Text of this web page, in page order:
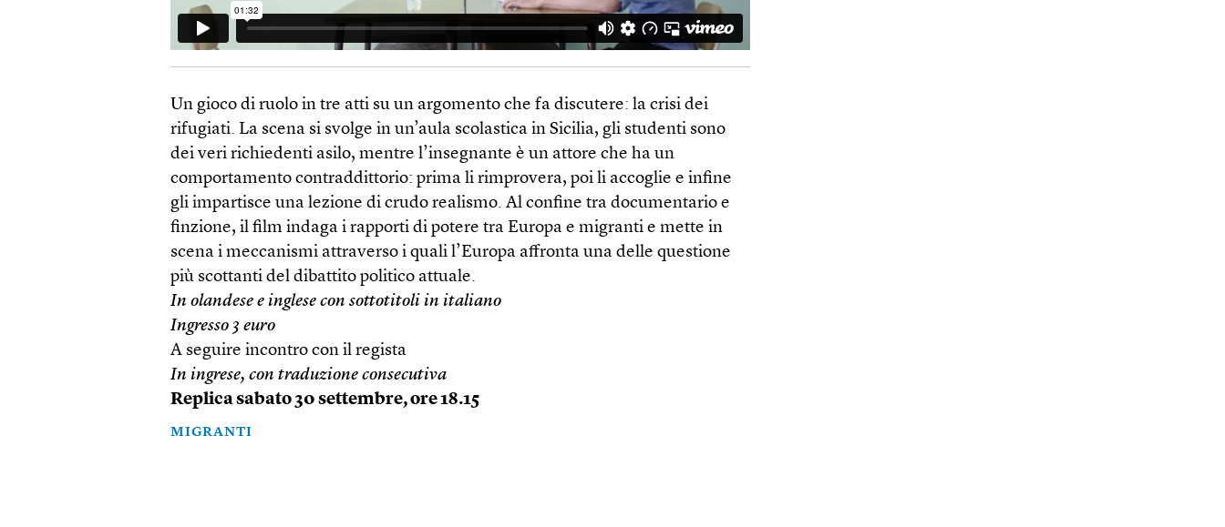
Un gioco di ruolo in tre atti su un argomento che fa discutere: la crisi dei
rifugiati. La scena si svolge in un’aula scolastica in Sicilia, gli studenti sono
dei veri richiedenti asilo, mentre l’insegnante è un attore che ha un
comportamento contraddittorio: prima li rimprovera, poi li accoglie e infine
gli impartisce una lezione di crudo realismo. Al confine tra documentario e
finzione, il film indaga i rapporti di potere tra Europa e migranti e mette in
scena i meccanismi attraverso i quali l’Europa affronta una delle questione
più scottanti del dibattito politico attuale.
In olandese e inglese con sottotitoli in italiano
Ingresso 3 euro
A seguire incontro con il regista
In ingrese, con traduzione consecutiva
Replica sabato 30 settembre, ore 18.15
MIGRANTI